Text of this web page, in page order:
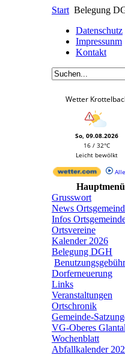
Start Belegung
Datenschutz
Impressunm
Kontakt
Wetter
So, 09.08.2026
16 / 32°C
Leicht bewölkt
Hauptmenü
Grusswort
News
Infos
Ortsvereine
Kalender 2026
Belegung DGH
Dorferneuerung
Links
Veranstaltungen
Ortschronik
Gemeinde-
VG-Oberes Glantal
Wochenblatt
Abfallkalender